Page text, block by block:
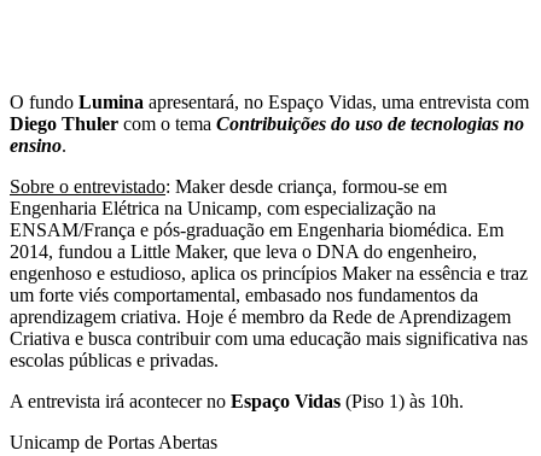
O fundo Lumina apresentará, no Espaço Vidas, uma entrevista com
Diego Thuler com o tema Contribuições do uso de tecnologias no
ensino.
Sobre o entrevistado: Maker desde criança, formou-se em
Engenharia Elétrica na Unicamp, com especialização na
ENSAM/França e pós-graduação em Engenharia biomédica. Em
2014, fundou a Little Maker, que leva o DNA do engenheiro,
engenhoso e estudioso, aplica os princípios Maker na essência e traz
um forte viés comportamental, embasado nos fundamentos da
aprendizagem criativa. Hoje é membro da Rede de Aprendizagem
Criativa e busca contribuir com uma educação mais significativa nas
escolas públicas e privadas.
A entrevista irá acontecer no Espaço Vidas (Piso 1) às 10h.
Unicamp de Portas Abertas